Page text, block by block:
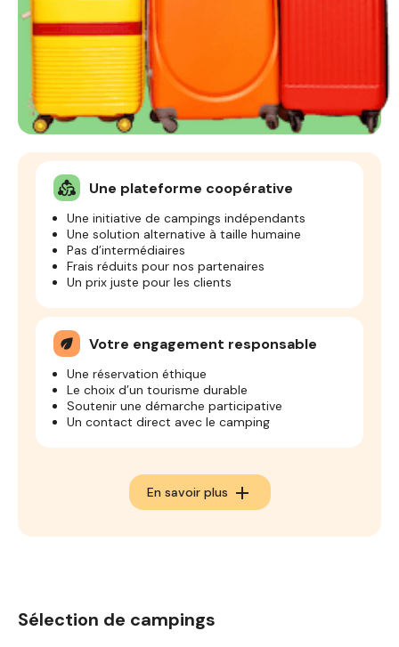
diversity_2 Une plateforme coopérative
Une initiative de campings indépendants
Une solution alternative à taille humaine
Pas d’intermédiaires
Frais réduits pour nos partenaires
Un prix juste pour les clients
eco Votre engagement responsable
Une réservation éthique
Le choix d’un tourisme durable
Soutenir une démarche participative
Un contact direct avec le camping
En savoir plus add
Sélection de campings